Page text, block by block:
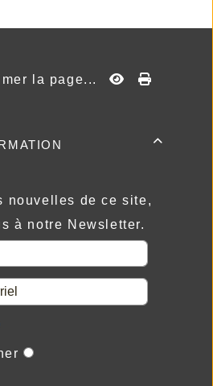
la page...

nouvelles de ce site,
à notre Newsletter.